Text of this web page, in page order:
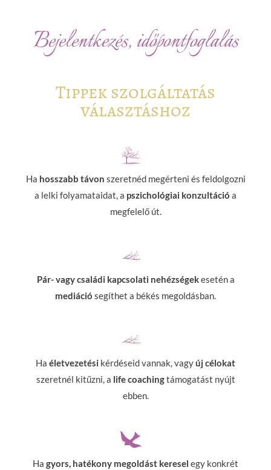
Bejelentkezés, időpontfoglalás
Tippek szolgáltatás
választáshoz
Ha hosszabb távon szeretnéd megérteni és feldolgozni
a lelki folyamataidat, a pszichológiai konzultáció a
megfelelő út.
Pár- vagy családi kapcsolati nehézségekesetén a
mediáció segíthet a békés megoldásban.
Ha életvezetési kérdéseid vannak, vagyúj célokat
szeretnél kitűzni, a life coachingtámogatást nyújt
ebben.
Ha gyors, hatékony megoldást keresel egy konkrét